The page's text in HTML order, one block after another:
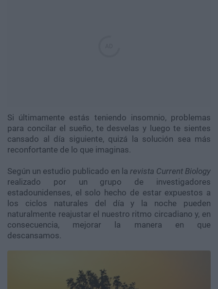
Si últimamente estás teniendo insomnio, problemas
para concilar el sueño, te desvelas y luego te sientes
cansado al día siguiente, quizá la solución sea más
reconfortante de lo que imaginas.
Según un estudio publicado en la revista Current Biology
realizado por un grupo de investigadores
estadounidenses, el solo hecho de estar expuestos a
los ciclos naturales del día y la noche pueden
naturalmente reajustar el nuestro ritmo circadiano y, en
consecuencia, mejorar la manera en que
descansamos.